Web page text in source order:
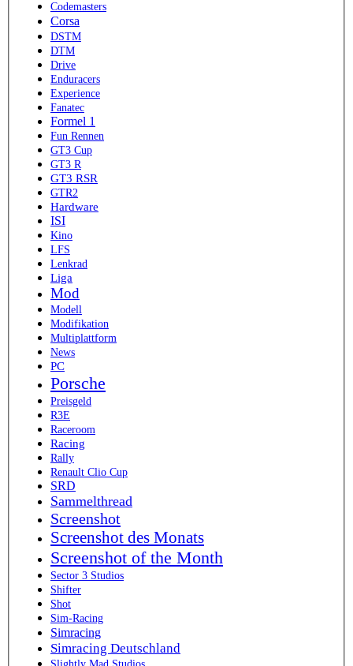
Codemasters
Corsa
DSTM
DTM
Drive
Enduracers
Experience
Fanatec
Formel 1
Fun Rennen
GT3 Cup
GT3 R
GT3 RSR
GTR2
Hardware
ISI
Kino
LFS
Lenkrad
Liga
Mod
Modell
Modifikation
Multiplattform
News
PC
Porsche
Preisgeld
R3E
Raceroom
Racing
Rally
Renault Clio Cup
SRD
Sammelthread
Screenshot
Screenshot des Monats
Screenshot of the Month
Sector 3 Studios
Shifter
Shot
Sim-Racing
Simracing
Simracing Deutschland